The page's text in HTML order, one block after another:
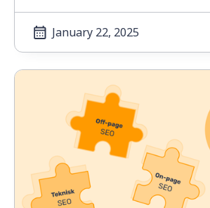
January 22, 2025